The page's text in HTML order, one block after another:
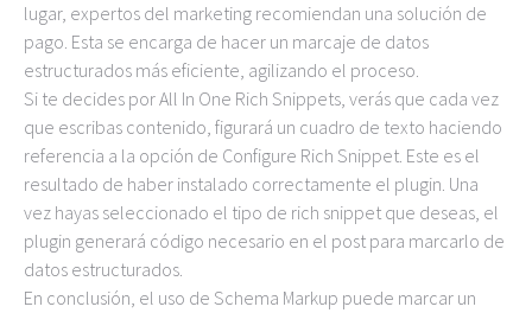
lugar, expertos del marketing recomiendan una solución de
pago. Esta se encarga de hacer un marcaje de datos
estructurados más eficiente, agilizando el proceso.
Si te decides por All In One Rich Snippets, verás que cada vez
que escribas contenido, figurará un cuadro de texto haciendo
referencia a la opción de Configure Rich Snippet. Este es el
resultado de haber instalado correctamente el plugin. Una
vez hayas seleccionado el tipo de rich snippet que deseas, el
plugin generará código necesario en el post para marcarlo de
datos estructurados.
En conclusión, el uso de Schema Markup puede marcar un